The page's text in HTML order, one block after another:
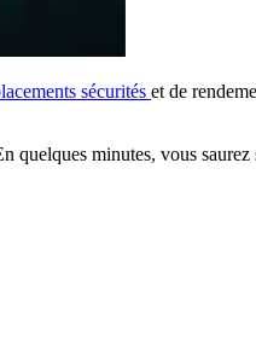
sécurités et de
quelques minutes, vous saurez